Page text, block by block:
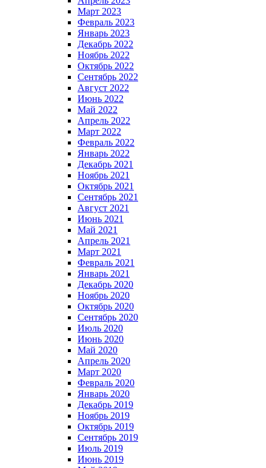
Март 2023
Февраль 2023
Январь 2023
Декабрь 2022
Ноябрь 2022
Октябрь 2022
Сентябрь 2022
Август 2022
Июнь 2022
Май 2022
Апрель 2022
Март 2022
Февраль 2022
Январь 2022
Декабрь 2021
Ноябрь 2021
Октябрь 2021
Сентябрь 2021
Август 2021
Июнь 2021
Май 2021
Апрель 2021
Март 2021
Февраль 2021
Январь 2021
Декабрь 2020
Ноябрь 2020
Октябрь 2020
Сентябрь 2020
Июль 2020
Июнь 2020
Май 2020
Апрель 2020
Март 2020
Февраль 2020
Январь 2020
Декабрь 2019
Ноябрь 2019
Октябрь 2019
Сентябрь 2019
Июль 2019
Июнь 2019